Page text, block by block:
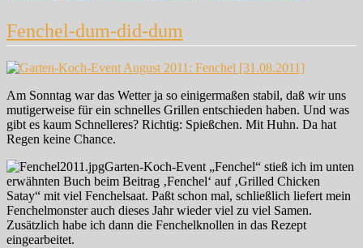
Snack
Fenchel-dum-did-dum
Am Sonntag war das Wetter ja so einigermaßen stabil, daß wir uns
mutigerweise für ein schnelles Grillen entschieden haben. Und was
gibt es kaum Schnelleres? Richtig: Spießchen. Mit Huhn. Da hat
Regen keine Chance.
Garten-Koch-Event „Fenchel“ stieß ich im unten
erwähnten Buch beim Beitrag ‚Fenchel‘ auf ‚Grilled Chicken
Satay“ mit viel Fenchelsaat. Paßt schon mal, schließlich liefert mein
Fenchelmonster auch dieses Jahr wieder viel zu viel Samen.
Zusätzlich habe ich dann die Fenchelknollen in das Rezept
eingearbeitet.